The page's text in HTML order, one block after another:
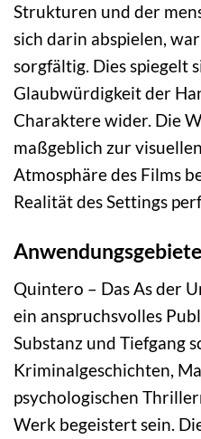
Strukturen und der
sich darin abspielen,
sorgfältig. Dies spiegelt
Glaubwürdigkeit der
Charaktere wider. Die
maßgeblich zur
Atmosphäre des Films
Realität des Settings
Quintero – Das As der
ein anspruchsvolles
Substanz und Tiefgang
Kriminalgeschichten,
psychologischen
Werk begeistert sein.